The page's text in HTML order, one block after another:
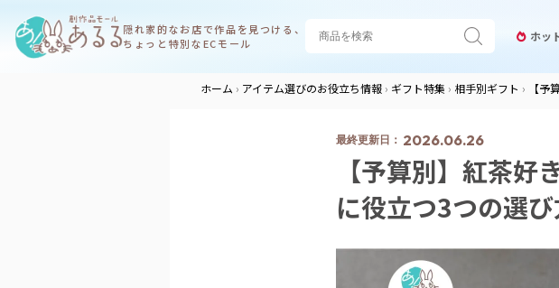
隠れ家的なお店で作品を見つける、
ちょっと特別なECモール
ホッ
ホーム アイテム選びのお役立ち情報 ギフト特集 相手別ギフト 【
2026.06.26
【予算別】紅茶
に役立つ3つの選